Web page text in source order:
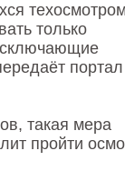
только
портал
такая мера
пройти